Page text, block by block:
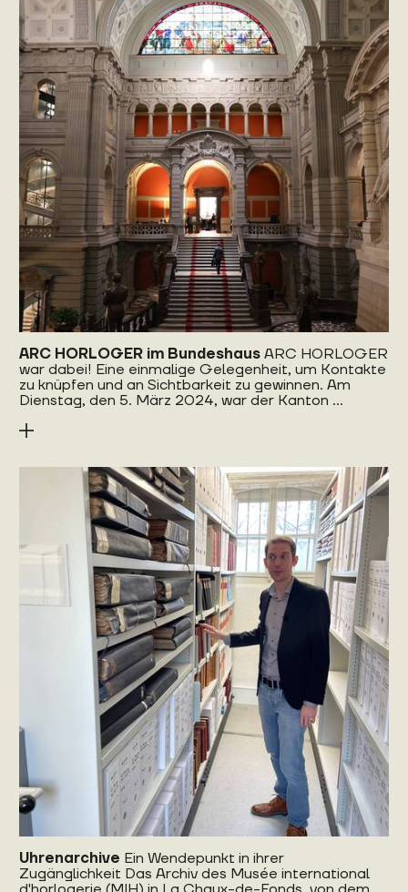
ARC HORLOGER im Bundeshaus ARC HORLOGER
war dabei! Eine einmalige Gelegenheit, um Kontakte
zu knüpfen und an Sichtbarkeit zu gewinnen. Am
Dienstag, den 5. März 2024, war der Kanton ...
Uhrenarchive Ein Wendepunkt in ihrer
Zugänglichkeit Das Archiv des Musée international